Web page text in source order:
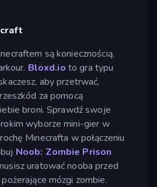
są koniecznością,
Bloxd.io to gra typu
aby przetrwać,
za pomocą
broni. Sprawdź swoje
wyborze mini-gier w
Minecrafta w połączeniu
Noob: Zombie Prison
uratować nooba przed
mózgi zombie.